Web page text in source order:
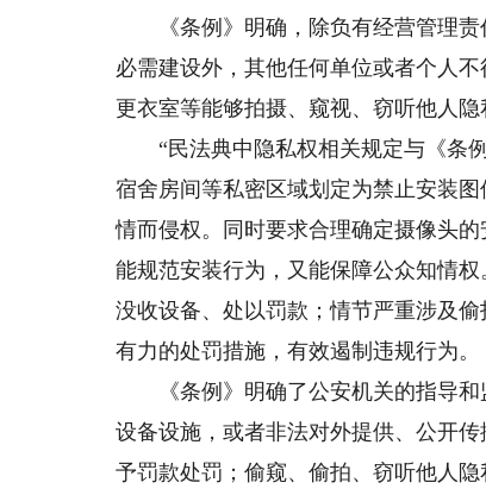
《条例》明确，除负有经营管理责
必需建设外，其他任何单位或者个人
更衣室等能够拍摄、窥视、窃听他人
“民法典中隐私权相关规定与《条例
宿舍房间等私密区域划定为禁止安装
情而侵权。同时要求合理确定摄像头
能规范安装行为，又能保障公众知情
没收设备、处以罚款；情节严重涉及
有力的处罚措施，有效遏制违规行为。
《条例》明确了公安机关的指导和
设备设施，或者非法对外提供、公开
予罚款处罚；偷窥、偷拍、窃听他人隐